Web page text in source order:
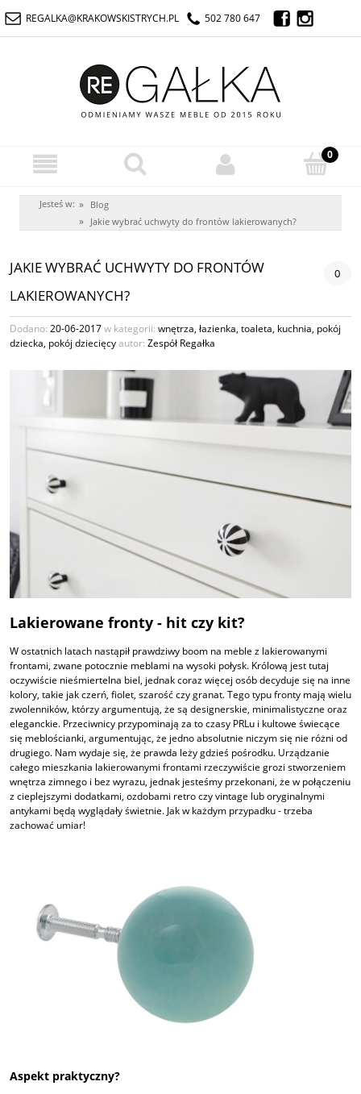
REGALKA@KRAKOWSKISTRYCH.PL 502 780 647
Jesteś w: » Blog
» Jakie wybrać uchwyty do frontów lakierowanych?
JAKIE WYBRAĆ UCHWYTY DO FRONTÓW
LAKIEROWANYCH?
0
Dodano: 20-06-2017w kategorii: wnętrza, łazienka, toaleta, kuchnia, pokój
dziecka, pokój dziecięcyautor: Zespół Regałka
Lakierowane fronty - hit czy kit?
W ostatnich latach nastąpił prawdziwy boom na meble z lakierowanymi
frontami, zwane potocznie meblami na wysoki połysk. Królową jest tutaj
oczywiście nieśmiertelna biel, jednak coraz więcej osób decyduje się na inne
kolory, takie jak czerń, fiolet, szarość czy granat. Tego typu fronty mają wielu
zwolenników, którzy argumentują, że są designerskie, minimalistyczne oraz
eleganckie. Przeciwnicy przypominają za to czasy PRLu i kultowe świecące
się meblościanki, argumentując, że jedno absolutnie niczym się nie różni od
drugiego. Nam wydaje się, że prawda leży gdzieś pośrodku. Urządzanie
całego mieszkania lakierowanymi frontami rzeczywiście grozi stworzeniem
wnętrza zimnego i bez wyrazu, jednak jesteśmy przekonani, że w połączeniu
z cieplejszymi dodatkami, ozdobami retro czy vintage lub oryginalnymi
antykami będą wyglądały świetnie. Jak w każdym przypadku - trzeba
zachować umiar!
Aspekt praktyczny?